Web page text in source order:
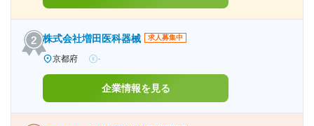
株式会社増田医科器械 求人募集中
京都府 -
企業情報を見る